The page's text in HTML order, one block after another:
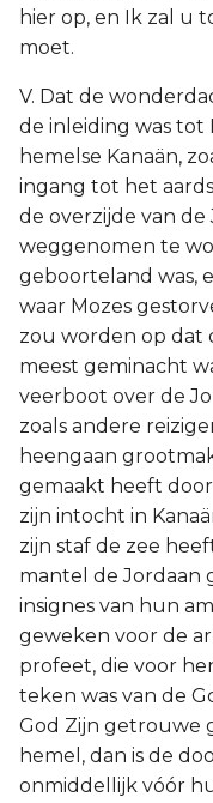
hier op, en Ik zal u
moet.
V. Dat de
de inleiding was tot
hemelse Kanaän,
ingang tot het
de overzijde van de
weggenomen te
geboorteland was,
waar Mozes
zou worden op dat
meest geminacht
veerboot over de
zoals andere
heengaan
gemaakt heeft
zijn intocht in
zijn staf de zee
mantel de Jordaan
insignes van hun
geweken voor de
profeet, die voor
teken was van de
God Zijn getrouwe
hemel, dan is de
onmiddellijk vóór